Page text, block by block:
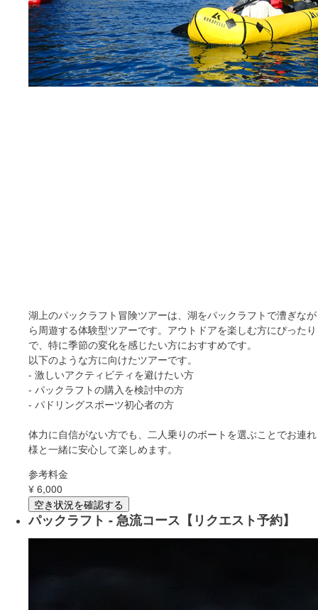
湖上のパックラフト冒険ツアーは、湖をパックラフトで漕ぎなが
ら周遊する体験型ツアーです。アウトドアを楽しむ方にぴったり
で、特に季節の変化を感じたい方におすすめです。
以下のような方に向けたツアーです。
- 激しいアクティビティを避けたい方
- パックラフトの購入を検討中の方
- パドリングスポーツ初心者の方
体力に自信がない方でも、二人乗りのボートを選ぶことでお連れ
様と一緒に安心して楽しめます。
参考料金
¥ 6,000
空き状況を確認する
パックラフト - 急流コース【リクエスト予約】